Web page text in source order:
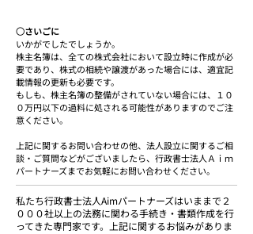
○さいごに
いかがでしたでしょうか。
株主名簿は、全ての株式会社において設立時に作成が必
要であり、株式の相続や譲渡があった場合には、適宜記
載情報の更新も必要です。
もしも、株主名簿の整備がされていない場合には、１０
０万円以下の過料に処される可能性がありますのでご注
意ください。
上記に関するお問い合わせの他、法人設立に関するご相
談・ご質問などがございましたら、行政書士法人Ａｉｍ
パートナーズまでお気軽にお問い合わせください。
私たち行政書士法人Aimパートナーズはいままで２
０００社以上の法務に関わる手続き・書類作成を行
ってきた専門家です。上記に関するお悩みがありま